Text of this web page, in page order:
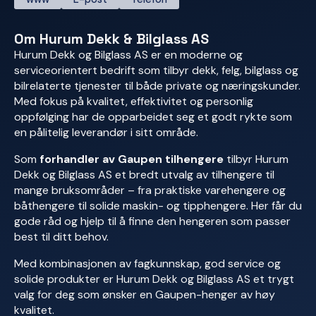
Om Hurum Dekk & Bilglass AS
Hurum Dekk og Bilglass AS er en moderne og
serviceorientert bedrift som tilbyr dekk, felg, bilglass og
bilrelaterte tjenester til både private og næringskunder.
Med fokus på kvalitet, effektivitet og personlig
oppfølging har de opparbeidet seg et godt rykte som
en pålitelig leverandør i sitt område.
Som forhandler av Gaupen tilhengere tilbyr Hurum
Dekk og Bilglass AS et bredt utvalg av tilhengere til
mange bruksområder – fra praktiske varehengere og
båthengere til solide maskin- og tipphengere. Her får du
gode råd og hjelp til å finne den hengeren som passer
best til ditt behov.
Med kombinasjonen av fagkunnskap, god service og
solide produkter er Hurum Dekk og Bilglass AS et trygt
valg for deg som ønsker en Gaupen-henger av høy
kvalitet.